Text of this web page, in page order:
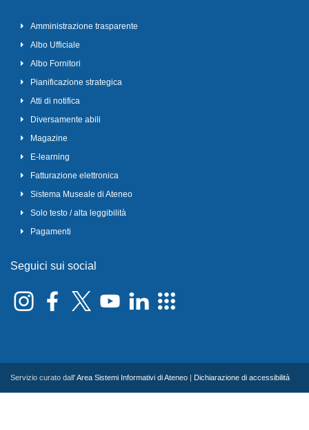
Amministrazione trasparente
Albo Ufficiale
Albo Fornitori
Pianificazione strategica
Atti di notifica
Diversamente abili
Magazine
E-learning
Fatturazione elettronica
Sistema Museale di Ateneo
Solo testo / alta leggibilità
Pagamenti
Seguici sui social
Servizio curato dall'Area Sistemi Informativi di Ateneo Dichiarazione di accessibilità